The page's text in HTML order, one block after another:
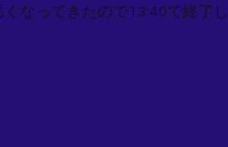
なってきたので13:40で終了し